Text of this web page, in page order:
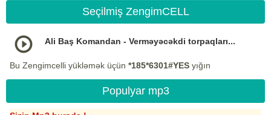
Seçilmiş ZengimCELL
Ali Baş Komandan - Verməyəcəkdi torpaqları...
Bu Zengimcelli yükləmək üçün *185*6301#YES yığın
Populyar mp3